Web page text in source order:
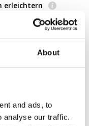
About
and ads, to
analyse our traffic.
erleichtern